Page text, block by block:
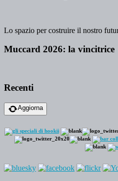
Lo spazio per costruire il nostro
Muccard 2026: la vincitrice
Recenti
Aggiorna